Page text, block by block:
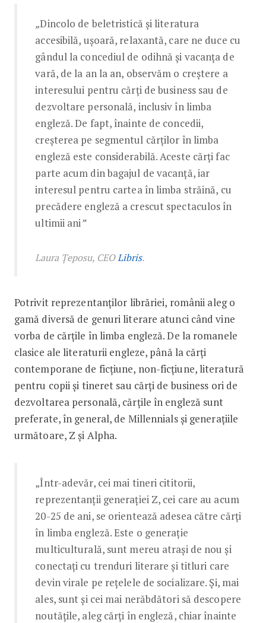
„Dincolo de beletristică și literatura
accesibilă, ușoară, relaxantă, care ne duce cu
gândul la concediul de odihnă și vacanța de
vară, de la an la an, observăm o creștere a
interesului pentru cărți de business sau de
dezvoltare personală, inclusiv în limba
engleză. De fapt, înainte de concedii,
creșterea pe segmentul cărților în limba
engleză este considerabilă. Aceste cărți fac
parte acum din bagajul de vacanță, iar
interesul pentru cartea în limba străină, cu
precădere engleză a crescut spectaculos în
ultimii ani”
Laura Țeposu, CEOLibris.
Potrivit reprezentanților librăriei, românii aleg o
gamă diversă de genuri literare atunci când vine
vorba de cărțile în limba engleză. De la romanele
clasice ale literaturii engleze, până la cărți
contemporane de ficțiune, non-ficțiune, literatură
pentru copii și tineret sau cărți de business ori de
dezvoltarea personală, cărțile în engleză sunt
preferate, în general, de Millennials și generațiile
următoare, Z și Alpha.
„Într-adevăr, cei mai tineri cititorii,
reprezentanții generației Z, cei care au acum
20-25 de ani, se orientează adesea către cărți
în limba engleză. Este o generație
multiculturală, sunt mereu atrași de nou și
conectați cu trenduri literare și titluri care
devin virale pe rețelele de socializare. Și, mai
ales, sunt și cei mai nerăbdători să descopere
noutățile, aleg cărți în engleză, chiar înainte